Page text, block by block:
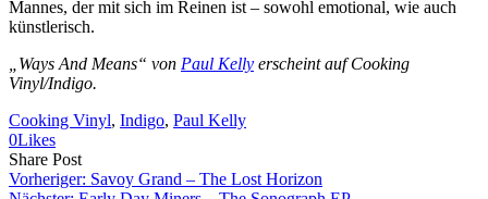
Mannes, der mit sich im Reinen ist – sowohl emotional, wie auch
künstlerisch.
„Ways And Means“ von Paul Kelly erscheint auf Cooking
Vinyl/Indigo.
Cooking Vinyl, Indigo, Paul Kelly
0Likes
Share PostShare
on
Copy
URL
Send
Link
Vorheriger: Savoy Grand – The Lost Horizon